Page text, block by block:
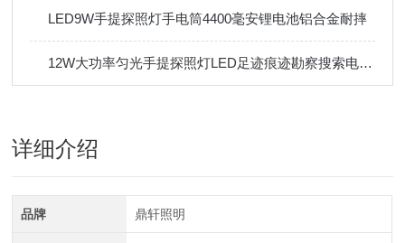
LED9W手提探照灯手电筒4400毫安锂电池铝合金耐摔
12W大功率匀光手提探照灯LED足迹痕迹勘察搜索电量显示IP65
详细介绍
品牌 鼎轩照明